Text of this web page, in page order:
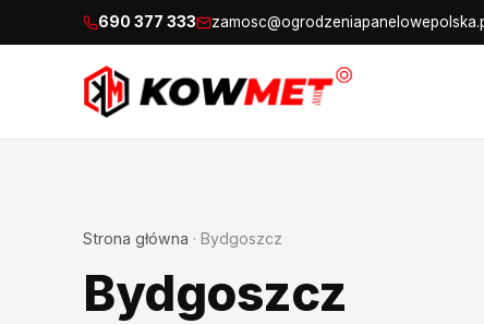
690 377 333
Strona główna · Bydgoszcz
Bydgoszcz